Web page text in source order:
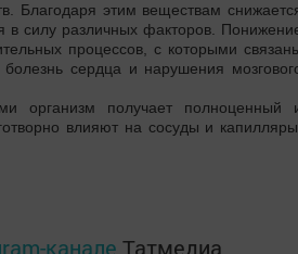
Благодаря этим веществам
в силу различных факторов.
процессов, с которыми
сердца и нарушения
организм получает полноценный
влияют на сосуды и
канале Татмедиа